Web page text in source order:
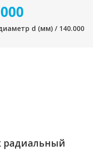
d (мм) / 140.000
радиальный